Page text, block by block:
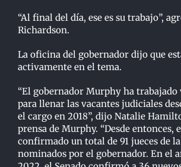
“Al final del día, ese es su trabajo”,
Richardson.
La oficina del gobernador dijo que
activamente en el tema.
“El gobernador Murphy ha
para llenar las vacantes judiciales
el cargo en 2018”, dijo Natalie
prensa de Murphy. “Desde entonces,
confirmado un total de 91 jueces de
nominados por el gobernador. En el